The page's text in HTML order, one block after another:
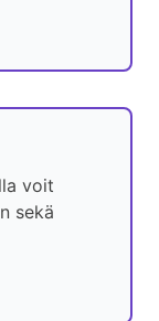
voit
sekä